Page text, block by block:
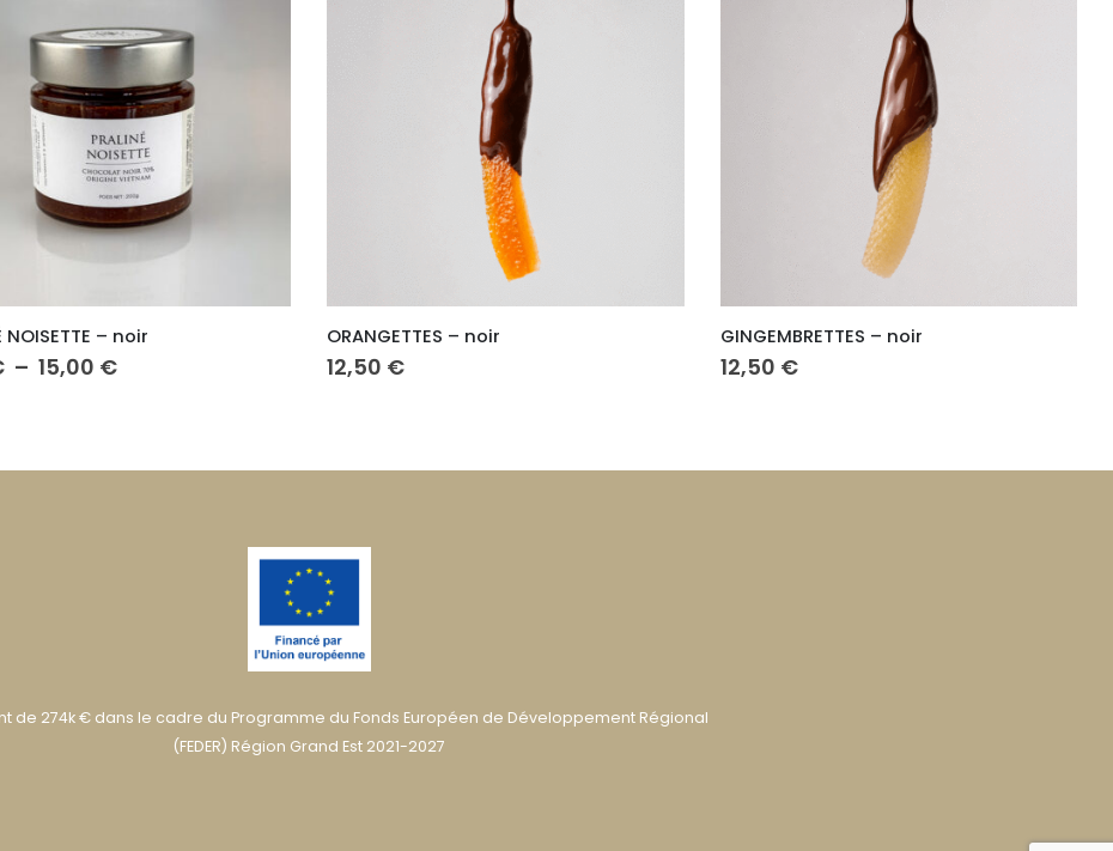
ORANGETTES – noir
12,50
GINGEMBRETTES – noir TIEN GIANG 48% – lait
de 274k € dans le cadre du Programme du Fonds Européen de Développement Régional
(FEDER) Région Grand Est 2021-2027